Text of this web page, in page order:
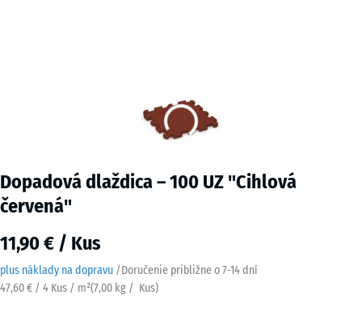
Dopadová dlaždica – 100 UZ "Cihlová
červená"
11,90 € / Kus
plus náklady na dopravu /Doručenie približne o7-14 dní
47,60 € / 4 Kus / m²(7,00 kg / Kus)